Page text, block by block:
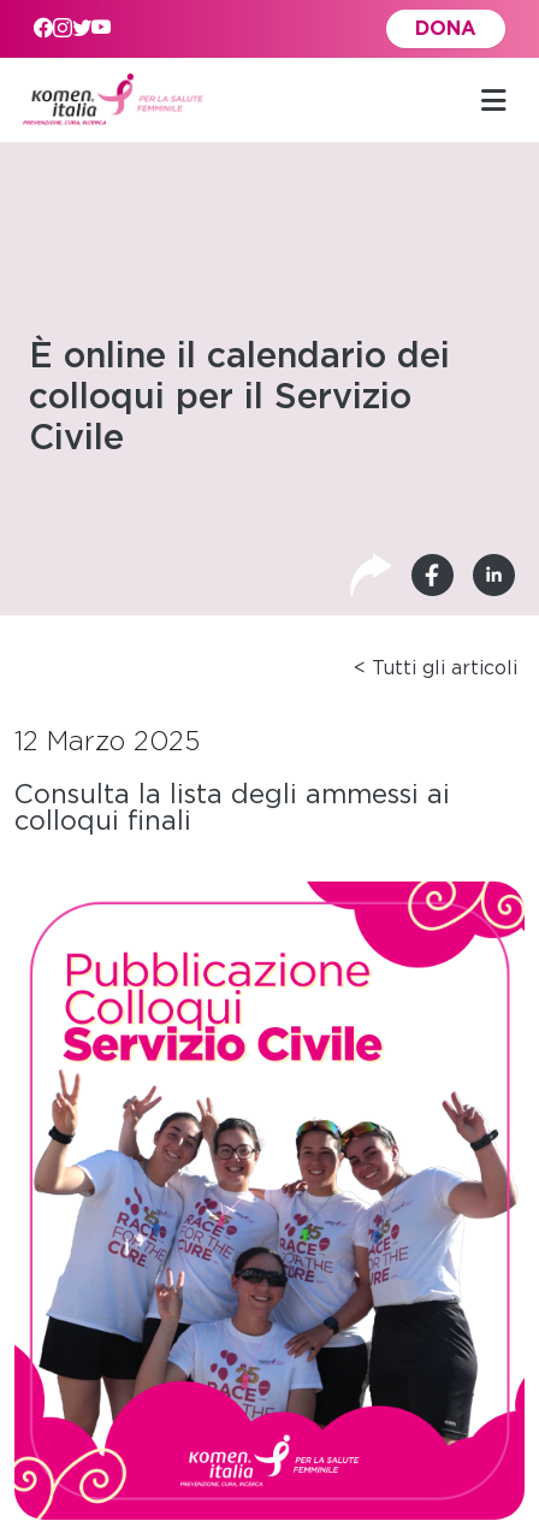
Skip to main content
DONA
È online il calendario dei
colloqui per il Servizio
Civile
< Tutti gli articoli
12 Marzo 2025
Consulta la lista degli ammessi ai
colloqui finali